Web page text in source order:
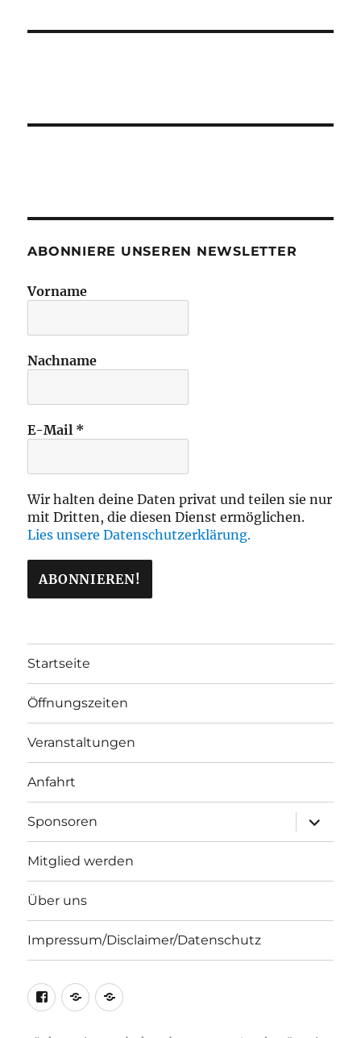
ABONNIERE UNSEREN NEWSLETTER
Vorname
Nachname
E-Mail *
Wir halten deine Daten privat und teilen sie nur
mit Dritten, die diesen Dienst ermöglichen.
Lies unsere Datenschutzerklärung.
Startseite
Öffnungszeiten
Veranstaltungen
Anfahrt
Sponsoren
öffnen
Mitglied werden
Über uns
Impressum/Disclaimer/Datenschutz
Facebook
Bericht
zum
Badenixe